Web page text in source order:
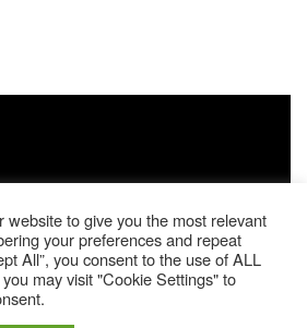
website to give you the most relevant
your preferences and repeat
All”, you consent to the use of ALL
may visit "Cookie Settings" to